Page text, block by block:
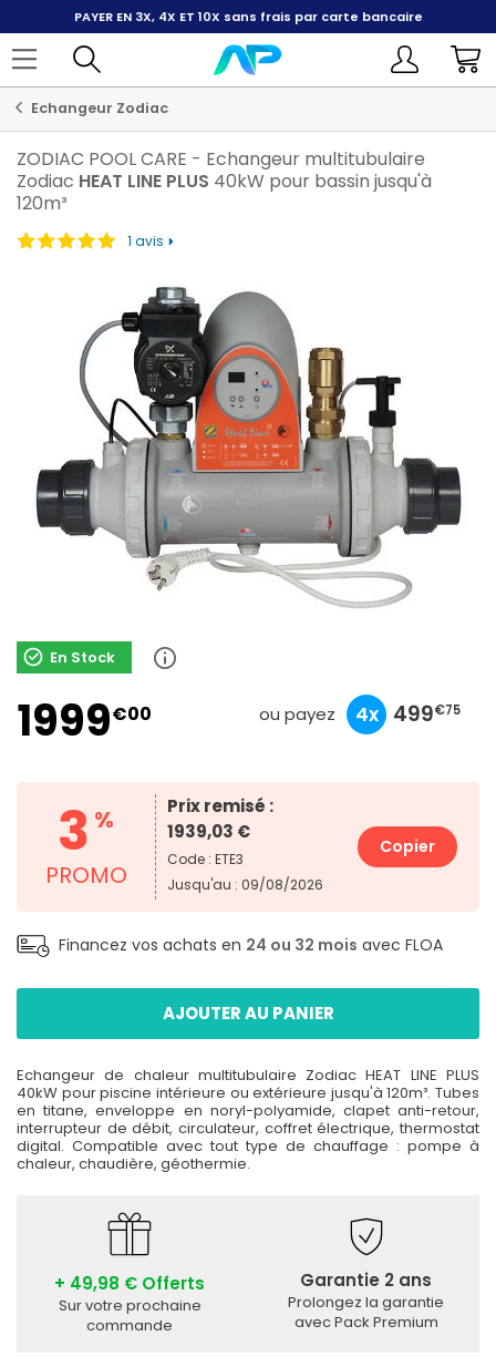
PAYER EN 3X, 4X ET 10X sans frais par carte bancaire
Echangeur Zodiac
ZODIAC POOL CARE - Echangeur multitubulaire
Zodiac HEAT LINE PLUS 40kW pour bassin jusqu'à
120m³
1 avis
En Stock
1999€00 ou payez
666€33 4x 499€75
199€90
3 %
PROMO
Prix remisé :
1939,03 €
Code : ETE3
Jusqu'au : 09/08/2026
Copier
Financez vos achats en 24 ou 32 mois avec FLOA
AJOUTER AU PANIER
Echangeur de chaleur multitubulaire Zodiac HEAT LINE PLUS
40kW pour piscine intérieure ou extérieure jusqu'à 120m³. Tubes
en titane, enveloppe en noryl-polyamide, clapet anti-retour,
interrupteur de débit, circulateur, coffret électrique, thermostat
digital. Compatible avec tout type de chauffage : pompe à
chaleur, chaudière, géothermie.
+ 49,98 € Offerts
Sur votre prochaine
commande
Garantie 2 ans
Prolongez la garantie
avec Pack Premium